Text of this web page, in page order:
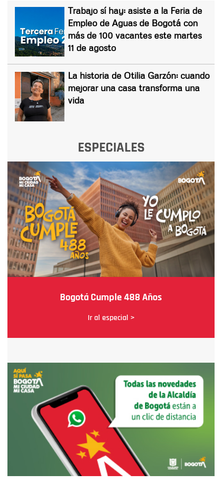
Trabajo sí hay: asiste a la Feria de
Empleo de Aguas de Bogotá con
más de 100 vacantes este martes
11 de agosto
La historia de Otilia Garzón: cuando
mejorar una casa transforma una
vida
ESPECIALES
Bogotá Cumple 488 Años
Ir al especial >